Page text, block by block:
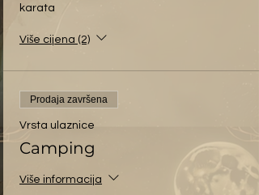
karata
Više cijena (2)
Prodaja završena
Vrsta ulaznice
Camping
Više informacija